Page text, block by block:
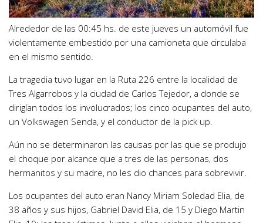
Alrededor de las 00:45 hs. de este jueves un automóvil fue
violentamente embestido por una camioneta que circulaba
en el mismo sentido.
La tragedia tuvo lugar en la Ruta 226 entre la localidad de
Tres Algarrobos y la ciudad de Carlos Tejedor, a donde se
dirigían todos los involucrados; los cinco ocupantes del auto,
un Volkswagen Senda, y el conductor de la pick up.
Aún no se determinaron las causas por las que se produjo
el choque por alcance que a tres de las personas, dos
hermanitos y su madre, no les dio chances para sobrevivir.
Los ocupantes del auto eran Nancy Miriam Soledad Elia, de
38 años y sus hijos, Gabriel David Elia, de 15 y Diego Martin